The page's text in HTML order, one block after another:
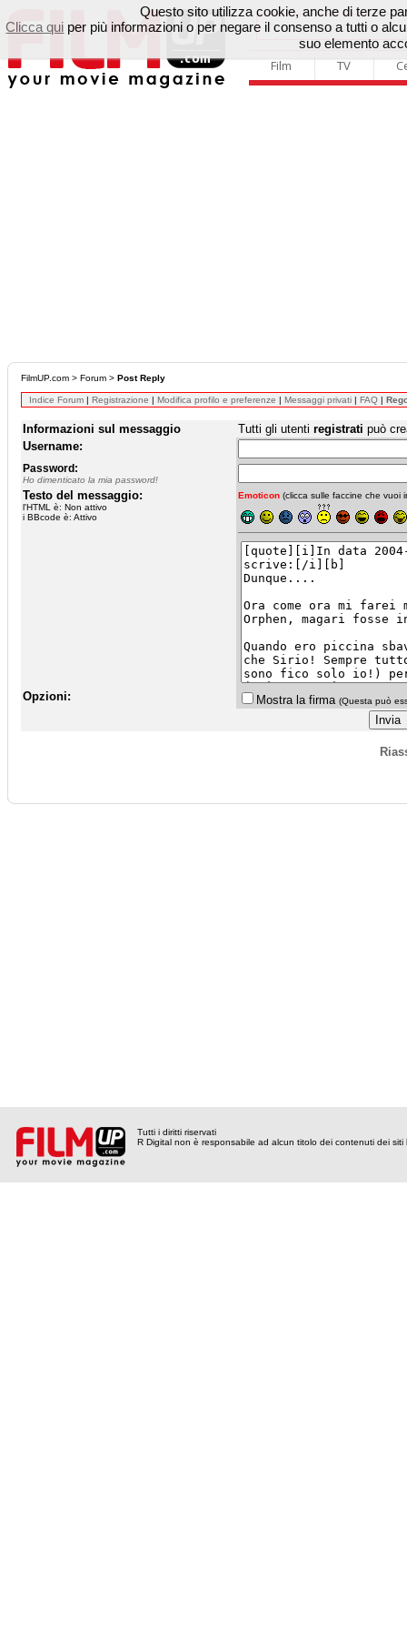
Film TV
FilmUP.com > Forum > Post Reply
Indice Forum | Registrazione | Modifica profilo e preferenze | Messaggi privati | FAQ |
Informazioni sul messaggio Tutti gli utenti registrati può
Username:
Password:
Ho dimenticato la mia password!
Testo del messaggio:
l'HTML è: Non attivo
i BBcode è: Attivo
Emoticon (clicca sulle faccine che vuoi
Opzioni: Mostra la firma (Questa può
Tutti i diritti riservati
R Digital non è responsabile ad alcun titolo dei contenuti dei siti
Questo sito utilizza cookie, anche di terze
Clicca qui per più informazioni o per negare il consenso a tutti o
suo elemento